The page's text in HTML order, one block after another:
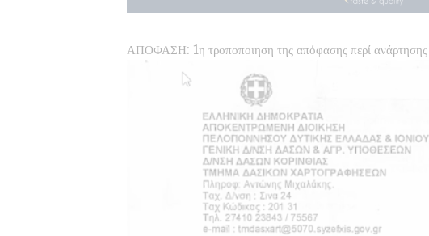
ΑΠΟΦΑΣΗ: 1η τροποποιηση της απόφασης περί